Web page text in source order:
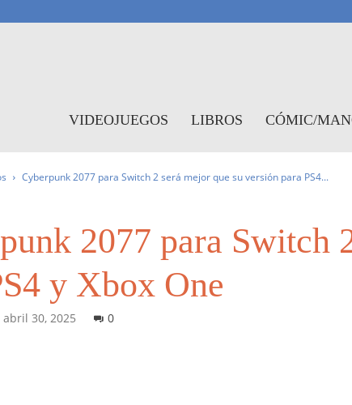
VIDEOJUEGOS LIBROS CÓMIC/
Cyberpunk 2077 para Switch 2 será mejor que su versión para PS4...
2077 para Switch
y Xbox One
abril 30, 2025 0